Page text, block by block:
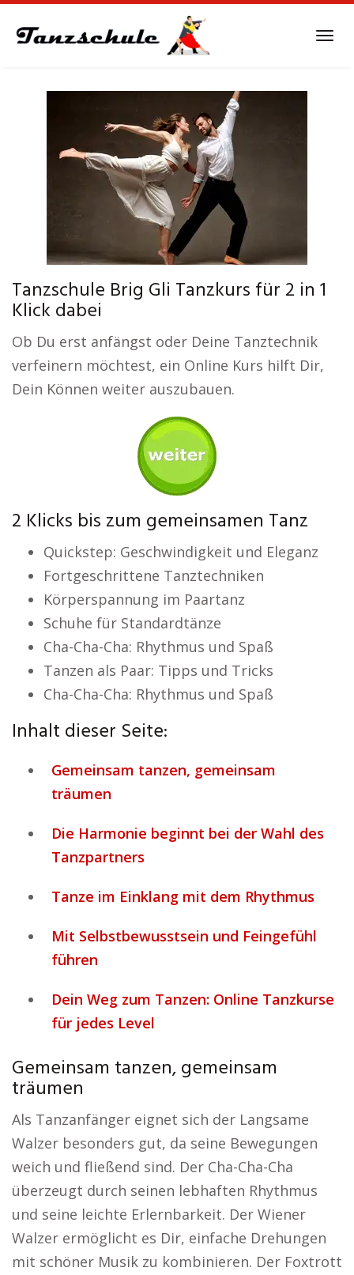
Tanzschule Brig Gli Tanzkurs für 2 in 1
Klick dabei
Ob Du erst anfängst oder Deine Tanztechnik
verfeinern möchtest, ein Online Kurs hilft Dir,
Dein Können weiter auszubauen.
2 Klicks bis zum gemeinsamen Tanz
Quickstep: Geschwindigkeit und Eleganz
Fortgeschrittene Tanztechniken
Körperspannung im Paartanz
Schuhe für Standardtänze
Cha-Cha-Cha: Rhythmus und Spaß
Tanzen als Paar: Tipps und Tricks
Cha-Cha-Cha: Rhythmus und Spaß
Inhalt dieser Seite:
Gemeinsam tanzen, gemeinsam
träumen
Die Harmonie beginnt bei der Wahl des
Tanzpartners
Tanze im Einklang mit dem Rhythmus
Mit Selbstbewusstsein und Feingefühl
führen
Dein Weg zum Tanzen: Online Tanzkurse
für jedes Level
Gemeinsam tanzen, gemeinsam
träumen
Als Tanzanfänger eignet sich der Langsame
Walzer besonders gut, da seine Bewegungen
weich und fließend sind. Der Cha-Cha-Cha
überzeugt durch seinen lebhaften Rhythmus
und seine leichte Erlernbarkeit. Der Wiener
Walzer ermöglicht es Dir, einfache Drehungen
mit schöner Musik zu kombinieren. Der Foxtrott